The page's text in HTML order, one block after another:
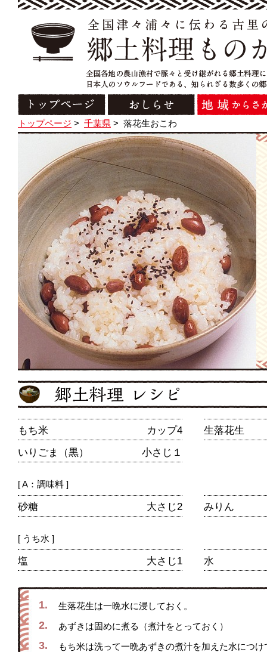
トップページ > 千葉県 > 落花生おこわ
もち米 カップ4
生落花生
いりごま（黒）
小さじ１
[ A：調味料 ]
砂糖 大さじ2 みりん
[ うち水 ]
塩 大さじ1 水
1. 生落花生は一晩水に浸しておく。
2. あずきは固めに煮る（煮汁をとっておく）
3. もち米は洗って一晩あずきの煮汁を加えた水につけ